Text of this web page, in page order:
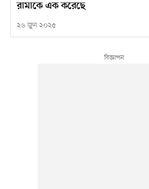
রামাকে এক করেছে
২৬ জুন ২০২৫